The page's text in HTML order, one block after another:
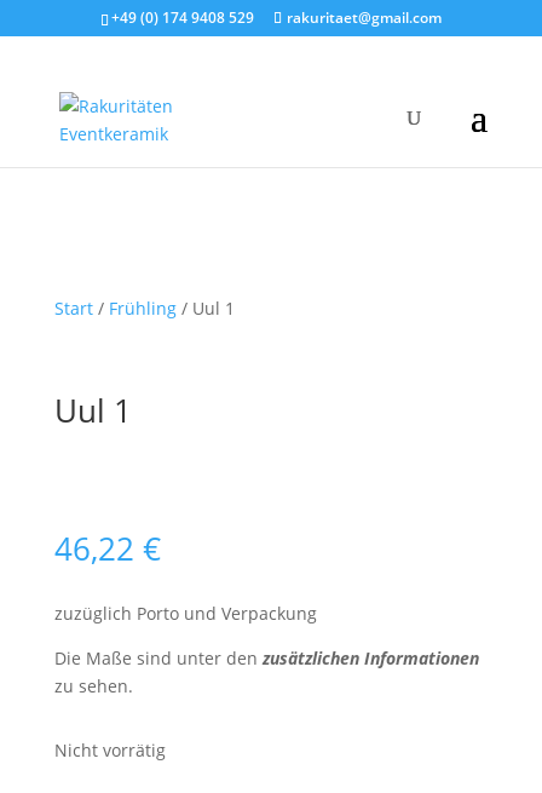
+49 (0) 174 9408 529 rakuritaet@gmail.com
Start/ Frühling/ Uul 1
Uul 1
46,22 €
zuzüglich Porto und Verpackung
Die Maße sind unter denzusätzlichen Informationen
zu sehen.
Nicht vorrätig